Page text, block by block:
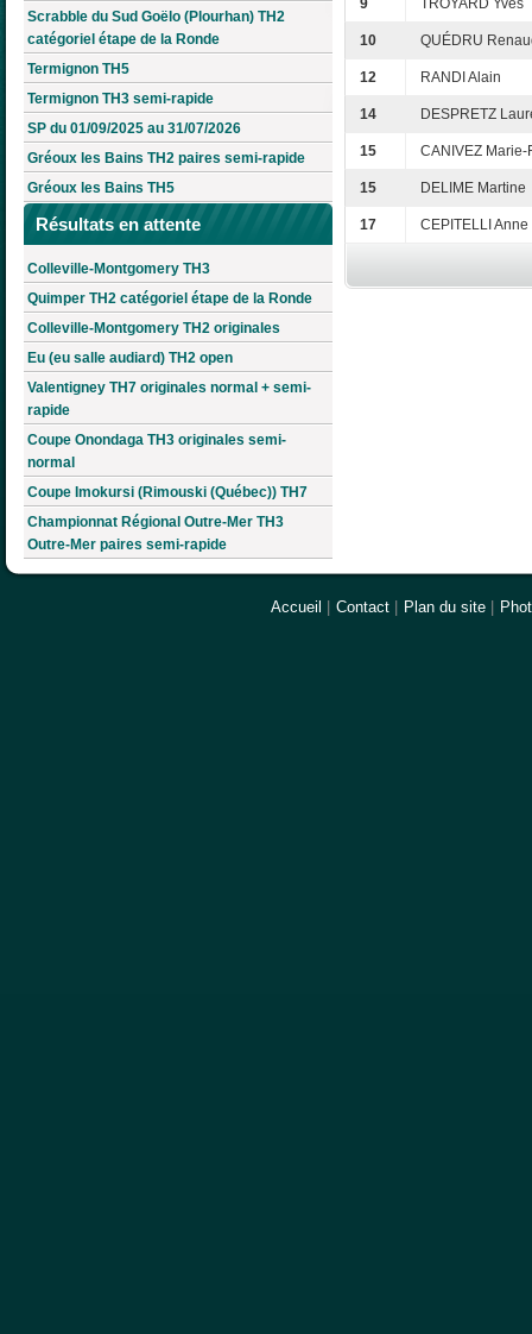
Scrabble du Sud Goëlo (Plourhan) TH2
catégoriel étape de la Ronde
Termignon TH5
Termignon TH3 semi-rapide
SP du 01/09/2025 au 31/07/2026
Gréoux les Bains TH2 paires semi-rapide
Gréoux les Bains TH5
Résultats en attente
Colleville-Montgomery TH3
Quimper TH2 catégoriel étape de la Ronde
Colleville-Montgomery TH2 originales
Eu (eu salle audiard) TH2 open
Valentigney TH7 originales normal + semi-
rapide
Coupe Onondaga TH3 originales semi-
normal
Coupe Imokursi (Rimouski (Québec)) TH7
Championnat Régional Outre-Mer TH3
Outre-Mer paires semi-rapide
9 TROYARD Yves
10 QUÉDRU
12 RANDI Alain
14 DESPRETZ
15 CANIVEZ Marie-
15 DELIME Martine
17 CEPITELLI Anne
Accueil Contact Plan du site